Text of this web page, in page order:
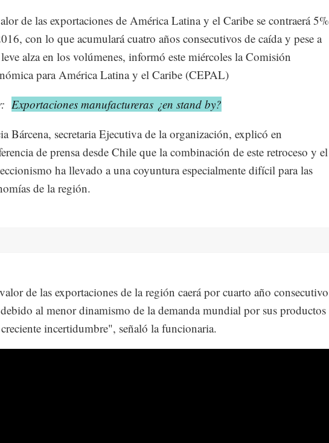
de las exportaciones de América Latina y el Caribe se contraerá 5%
con lo que acumulará cuatro años consecutivos de caída y pese a
alza en los volúmenes, informó este miércoles la Comisión
para América Latina y el Caribe (CEPAL)
Exportaciones manufactureras ¿en stand by?
Bárcena, secretaria Ejecutiva de la organización, explicó en
de prensa desde Chile que la combinación de este retroceso y el
ha llevado a una coyuntura especialmente difícil para las
de la región.
de las exportaciones de la región caerá por cuarto año consecutivo
al menor dinamismo de la demanda mundial por sus productos
incertidumbre", señaló la funcionaria.